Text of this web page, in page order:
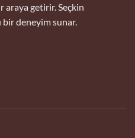
araya getirir. Seçkin
bir deneyim sunar.